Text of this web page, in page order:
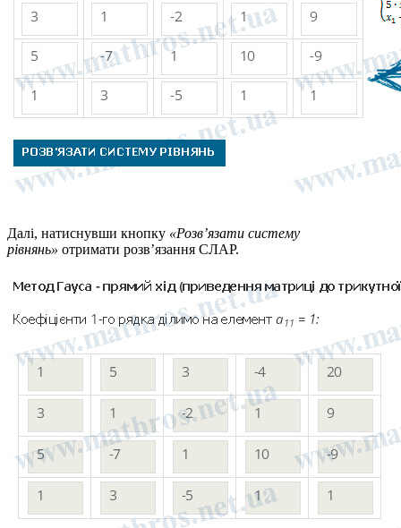
Далі, натиснувши кнопку «Розв’язати систему
рівнянь» отримати розв’язання СЛАР.